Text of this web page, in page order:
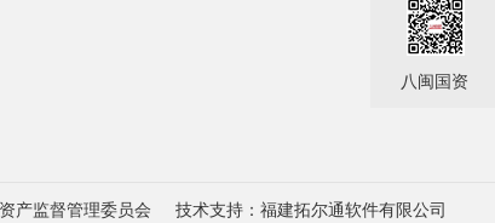
八闽国资
产监督管理委员会 技术支持：福建拓尔通软件有限公司